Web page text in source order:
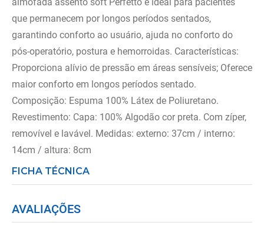
que permanecem por longos períodos sentados,
garantindo conforto ao usuário, ajuda no conforto do
pós-operatório, postura e hemorroidas. Características:
Proporciona alívio de pressão em áreas sensíveis; Oferece
maior conforto em longos períodos sentado.
Composição: Espuma 100% Látex de Poliuretano.
Revestimento: Capa: 100% Algodão cor preta. Com zíper,
removível e lavável. Medidas: externo: 37cm / interno:
14cm / altura: 8cm
FICHA TÉCNICA
AVALIAÇÕES